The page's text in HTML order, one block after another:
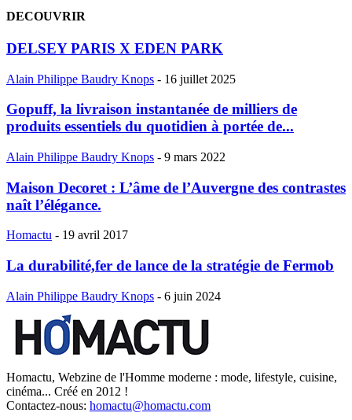
DECOUVRIR
DELSEY PARIS X EDEN PARK
Alain Philippe Baudry Knops - 16 juillet 2025
Gopuff, la livraison instantanée de milliers de
produits essentiels du quotidien à portée de...
Alain Philippe Baudry Knops - 9 mars 2022
Maison Decoret : L’âme de l’Auvergne des contrastes
naît l’élégance.
Homactu - 19 avril 2017
La durabilité,fer de lance de la stratégie de Fermob
Alain Philippe Baudry Knops - 6 juin 2024
Homactu, Webzine de l'Homme moderne : mode, lifestyle, cuisine,
cinéma... Créé en 2012 !
Contactez-nous: homactu@homactu.com